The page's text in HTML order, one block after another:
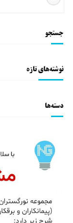
جستجو
نوشته‌های تازه
دسته‌ها